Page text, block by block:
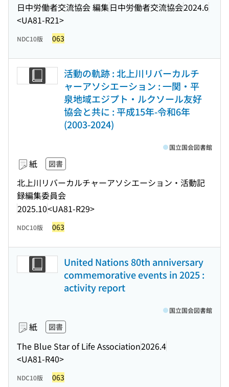
日中労働者交流協会 編集日中労働者交流協会2024.6
<UA81-R21>
NDC10版 063
活動の軌跡 : 北上川リバーカルチ
ャーアソシエーション : 一関・平
泉地域エジプト・ルクソール友好
協会と共に : 平成15年-令和6年
(2003-2024)
紙 図書
北上川リバーカルチャーアソシエーション・活動記
録編集委員会
2025.10<UA81-R29>
国立国会図書館
NDC10版 063
United Nations 80th anniversary
commemorative events in 2025 :
activity report
紙 図書
The Blue Star of Life Association2026.4
<UA81-R40>
国立国会図書館
NDC10版 063